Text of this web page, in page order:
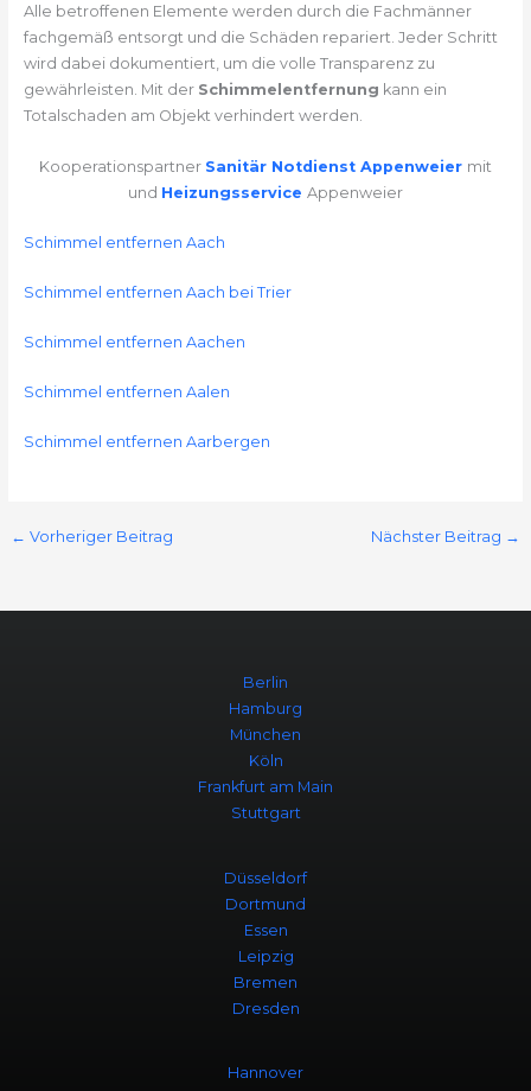
Alle betroffenen Elemente werden durch die Fachmänner
fachgemäß entsorgt und die Schäden repariert. Jeder Schritt
wird dabei dokumentiert, um die volle Transparenz zu
gewährleisten. Mit der Schimmelentfernung kann ein
Totalschaden am Objekt verhindert werden.
Kooperationspartner Sanitär Notdienst Appenweier mit
und Heizungsservice Appenweier
Schimmel entfernen Aach
Schimmel entfernen Aach bei Trier
Schimmel entfernen Aachen
Schimmel entfernen Aalen
Schimmel entfernen Aarbergen
← Vorheriger Beitrag Nächster Beitrag →
Berlin
Hamburg
München
Köln
Frankfurt am Main
Stuttgart
Düsseldorf
Dortmund
Essen
Leipzig
Bremen
Dresden
Hannover